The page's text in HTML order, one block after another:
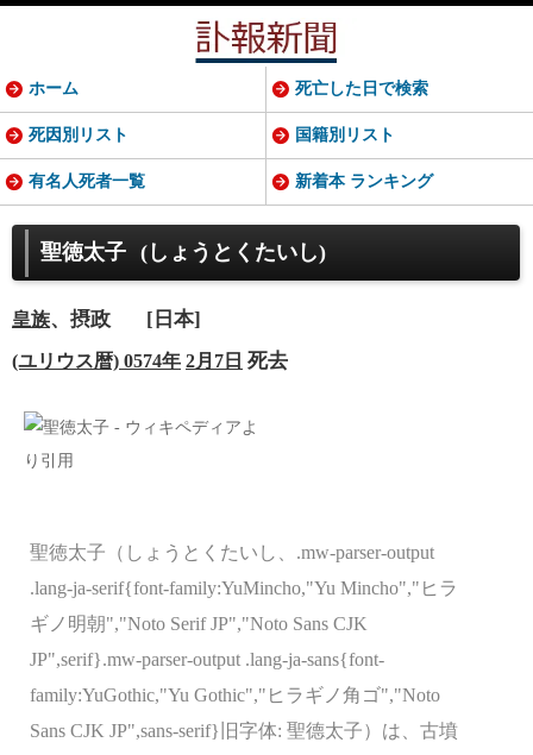
聖徳太子 (しょうとくたいし)
皇族、摂政 [日本]
(ユリウス暦) 0574年 2月7日 死去
聖徳太子（しょうとくたいし、.mw-parser-output
.lang-ja-serif{font-family:YuMincho,"Yu Mincho","ヒラ
ギノ明朝","Noto Serif JP","Noto Sans CJK
JP",serif}.mw-parser-output .lang-ja-sans{font-
family:YuGothic,"Yu Gothic","ヒラギノ角ゴ","Noto
Sans CJK JP",sans-serif}旧字体: 聖󠄁德太子）は、古墳
ホーム 死亡した日で検索
死因別リスト 国籍別リスト
有名人死者一覧 新着本 ランキング